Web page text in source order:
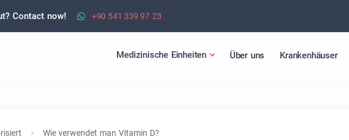
Contact now! +90 541 339 97 23
Medizinische Einheiten Über uns Krankenhäuser
Wie verwendet man Vitamin D?